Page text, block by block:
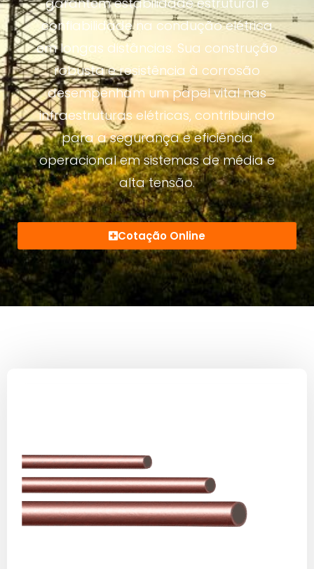
confiabilidade na condução elétrica
em longas distâncias. Sua construção
robusta e resistência à corrosão
desempenham um papel vital nas
infraestruturas elétricas, contribuindo
para a segurança e eficiência
operacional em sistemas de média e
alta tensão.
Cotação Online